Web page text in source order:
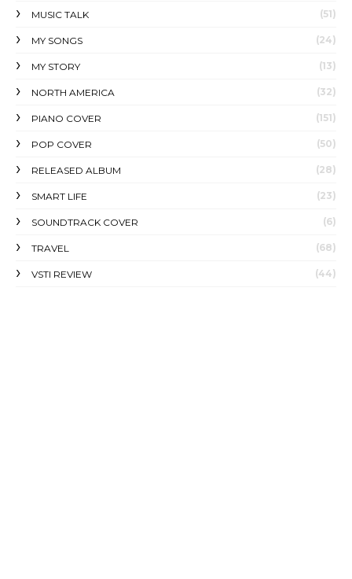
MUSIC TALK (51)
MY SONGS (24)
MY STORY (13)
NORTH AMERICA (32)
PIANO COVER (151)
POP COVER (50)
RELEASED ALBUM (28)
SMART LIFE (23)
SOUNDTRACK COVER (6)
TRAVEL (68)
VSTI REVIEW (44)